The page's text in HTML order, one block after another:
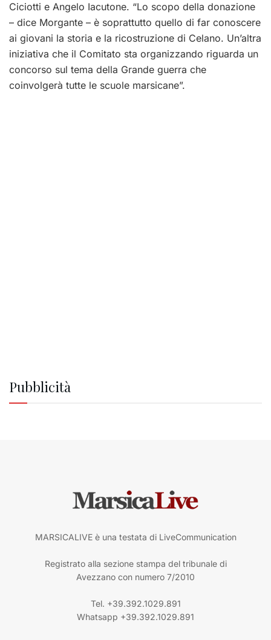
Ciciotti e Angelo Iacutone. “Lo scopo della donazione
– dice Morgante – è soprattutto quello di far conoscere
ai giovani la storia e la ricostruzione di Celano. Un’altra
iniziativa che il Comitato sta organizzando riguarda un
concorso sul tema della Grande guerra che
coinvolgerà tutte le scuole marsicane”.
Pubblicità
MARSICALIVE è una testata di LiveCommunication
Registrato alla sezione stampa del tribunale di
Avezzano con numero 7/2010
Tel. +39.392.1029.891
Whatsapp +39.392.1029.891